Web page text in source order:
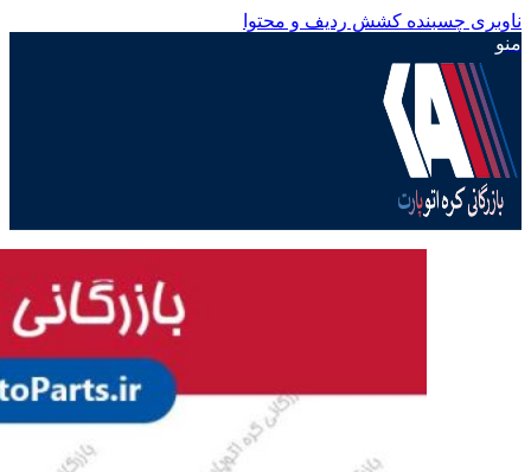
ناوبری چسبنده کشش ردیف و محتوا
منو